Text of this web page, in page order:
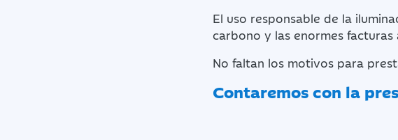
El uso responsable de la
carbono y las enormes
No faltan los motivos para
Contaremos con la